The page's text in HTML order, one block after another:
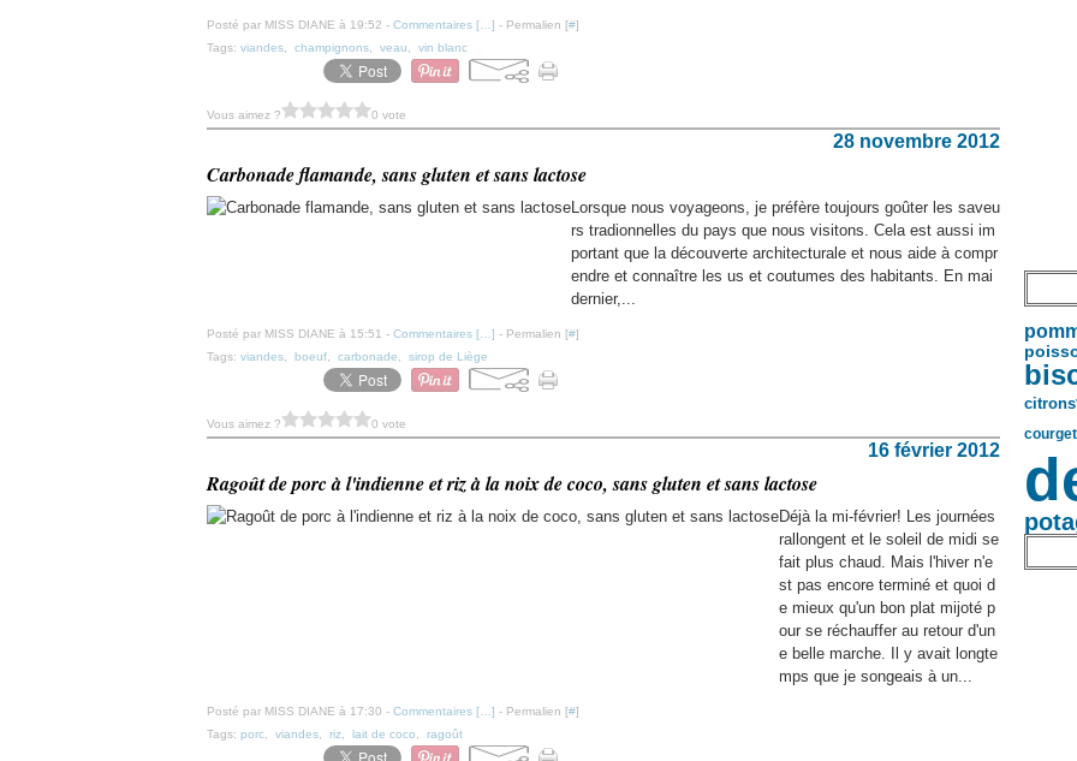
Posté par MISS DIANE à 19:52 - Commentaires [ ] - Permalien [#]
Tags: viandes champignons veau vin blanc
Vous aimez ? 0 vote
28 novembre 2012
Carbonade flamande, sans gluten et sans lactose
Lorsque nous voyageons, je préfère toujours goûter les saveu
rs tradionnelles du pays que nous visitons. Cela est aussi im
portant que la découverte architecturale et nous aide à compr
endre et connaître les us et coutumes des habitants. En mai
dernier,...
Posté par MISS DIANE à 15:51 - Commentaires [ ] - Permalien [#]
Tags: viandes boeuf carbonade sirop de Liège
Vous aimez ? 0 vote
16 février 2012
Ragoût de porc à l'indienne et riz à la noix de coco, sans gluten et sans lactose
Déjà la mi-février! Les journées
rallongent et le soleil de midi se
fait plus chaud. Mais l'hiver n'e
st pas encore terminé et quoi d
e mieux qu'un bon plat mijoté p
our se réchauffer au retour d'un
e belle marche. Il y avait longte
mps que je songeais à un...
Posté par MISS DIANE à 17:30 - Commentaires [ ] - Permalien [#]
Tags: porc viandes riz lait de coco ragoût
citrons